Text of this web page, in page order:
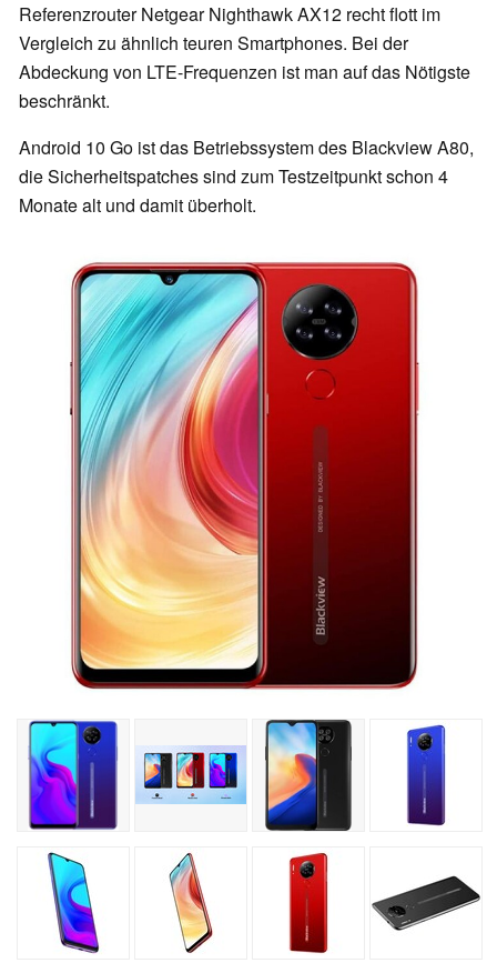
Referenzrouter Netgear Nighthawk AX12 recht flott im
Vergleich zu ähnlich teuren Smartphones. Bei der
Abdeckung von LTE-Frequenzen ist man auf das Nötigste
beschränkt.
Android 10 Go ist das Betriebssystem des Blackview A80,
die Sicherheitspatches sind zum Testzeitpunkt schon 4
Monate alt und damit überholt.